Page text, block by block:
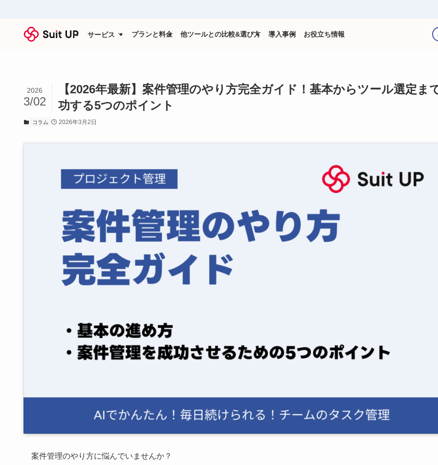
サービス プランと料金 他ツールとの比較&選び方 導入事例 お役立ち情報
【2026年最新】案件管理のやり方完全ガイド！基本からツール選定ま
功する5つのポイント
2026
3/02
コラム 2026年3月2日
案件管理のやり方に悩んでいませんか？